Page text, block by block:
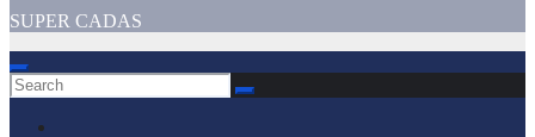
SUPER CADAS